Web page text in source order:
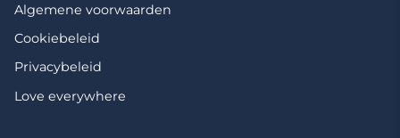
Algemene voorwaarden
Cookiebeleid
Privacybeleid
Love everywhere